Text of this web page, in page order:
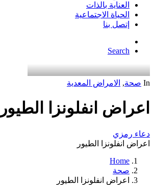
العناية بالذات
الحياة الاجتماعية
إتصل بنا
Search
In صحة, الامراض المعدية
اعراض انفلونزا الطيور
دعاء رمزي
اعراض انفلونزا الطيور
Home
صحة
اعراض انفلونزا الطيور